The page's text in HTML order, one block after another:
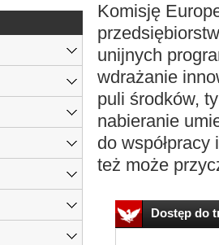
Komisję
unijnych
wdrażanie
puli środków,
nabieranie
do
też może
Dostęp do